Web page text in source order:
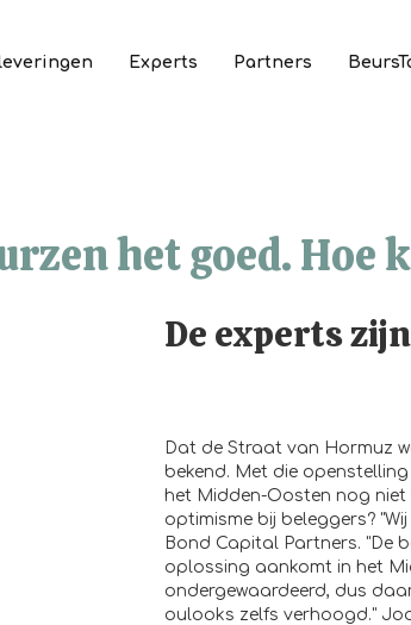
Experts Partners
het goed. Hoe
De experts
Dat de Straat van Hormuz
bekend. Met die
het Midden-Oosten nog
optimisme bij beleggers?
Bond Capital Partners. "De
oplossing aankomt in het
ondergewaardeerd, dus
oulooks zelfs verhoogd."